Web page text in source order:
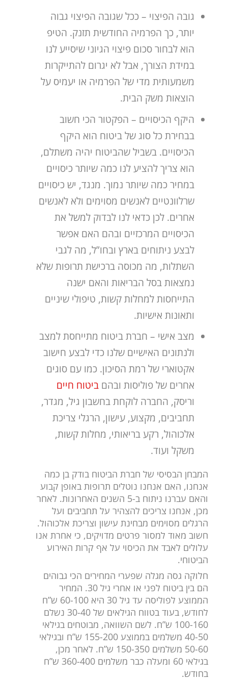
גובה הפיצוי – ככל שגובה הפיצוי גבוה
יותר, כך הפרמיה החודשית תזנק. הטיפ
הוא לבחור סכום פיצוי הגיוני שיסייע לנו
במידת הצורך, אבל לא יגרום להתייקרות
משמעותית מדי של הפרמיה או יעמיס על
הוצאות משק הבית.
היקף הכיסויים – הפקטור הכי חשוב
בבחירת כל סוג של ביטוח הוא היקף
הכיסויים. בשביל שהביטוח יהיה משתלם,
הוא צריך להציע לנו כמה שיותר כיסויים
במחיר כמה שיותר נמוך. מנגד, יש כיסויים
שרלוונטיים לאנשים מסוימים ולא לאנשים
אחרים. לכן כדאי לנו לבדוק למשל את
הכיסויים המרכזיים ובהם האם אפשר
לבצע ניתוחים בארץ ובחו”ל, מה לגבי
השתלות, מה מכוסה ברכישת תרופות שלא
נמצאות בסל הבריאות והאם ישנה
התייחסות למחלות קשות, טיפולי שיניים
ותאונות אישיות.
מצב אישי – חברת ביטוח מתייחסת למצב
ולנתונים האישיים שלנו כדי לבצע חישוב
אקטוארי של רמת הסיכון. כמו עם סוגים
אחרים של פוליסות ובהם ביטוח חיים
וריסק, החברה לוקחת בחשבון גיל, מגדר,
תחביבים, מקצוע, עישון, הרגלי צריכת
אלכוהול, רקע בריאותי, מחלות קשות,
משקל ועוד.
המבחן הבסיסי של חברת הביטוח בודק בן כמה
אנחנו, האם אנחנו נוטלים תרופות באופן קבוע
והאם עברנו ניתוח ב-5 השנים האחרונות. לאחר
מכן, אנחנו צריכים להצהיר על תחביבים ועל
הרגלים מסוימים מבחינת עישון וצריכת אלכוהול.
חשוב מאוד למסור פרטים מדויקים, כי אחרת אנו
עלולים לאבד את הכיסוי על אף קרות האירוע
הביטוחי.
חלוקה גסה מגלה שפערי המחירים הכי גבוהים
הם בין ביטוח לפני או אחרי גיל 30. המחיר
הממוצע לפוליסה עד גיל 30 היא 60-100 ש”ח
לחודש, בעוד בטווח הגילאים של 30-40 נשלם
100-160 ש”ח. לשם השוואה, מבוטחים בגילאי
40-50 משלמים בממוצע 155-200 ש”ח ובגילאי
50-60 משלמים 150-350 ש”ח. לאחר מכן,
בגילאי 60 ומעלה כבר משלמים 360-400 ש”ח
בחודש.